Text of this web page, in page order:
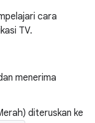
cara
TV.
menerima
diteruskan ke